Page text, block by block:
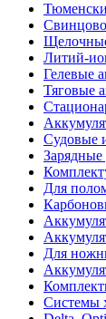
Литий-
Гелевые
Тяговые
Судовые
Зарядные
Для
Для
Системы